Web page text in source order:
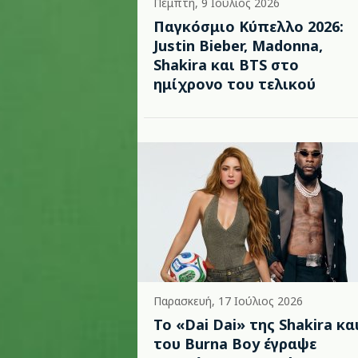
Παγκόσμιο Κύπελλο 2026:
Justin Bieber, Madonna,
Shakira και BTS στο
ημίχρονο του τελικού
Παρασκευή, 17 Ιούλιος 2026
To «Dai Dai» της Shakira
του Burna Boy έγραψε